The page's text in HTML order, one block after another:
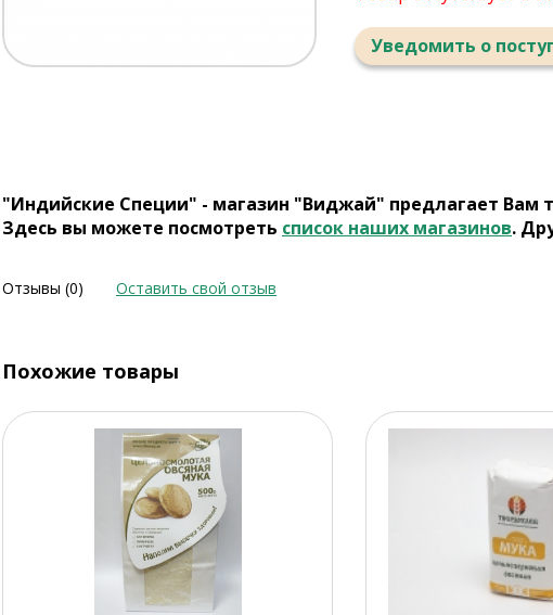
Уведомить о
"Индийские Специи" - магазин "Виджай" предлагает Вам
Здесь вы можете посмотреть список наших магазинов.
Отзывы (0) Оставить свой отзыв
Похожие товары